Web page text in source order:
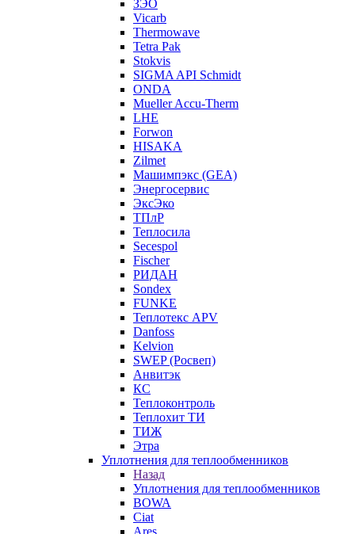
ЗЭО
Vicarb
Thermowave
Tetra Pak
Stokvis
SIGMA API Schmidt
ONDA
Mueller Accu-Therm
LHE
Forwon
HISAKA
Zilmet
Машимпэкс (GEA)
Энергосервис
ЭксЭко
ТПлР
Теплосила
Secespol
Fischer
РИДАН
Sondex
FUNKE
Теплотекс APV
Danfoss
Kelvion
SWEP (Росвеп)
Анвитэк
КС
Теплоконтроль
Теплохит ТИ
ТИЖ
Этра
Уплотнения для теплообменников
Назад
Уплотнения для теплообменников
BOWA
Ciat
Ares